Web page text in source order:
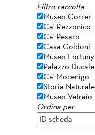
Filtro raccolta
Museo Correr
Ca' Rezzonico
Ca' Pesaro
Casa Goldoni
Museo Fortuny
Palazzo Ducale
Ca' Mocenigo
Storia Naturale
Museo Vetraio
Ordina per